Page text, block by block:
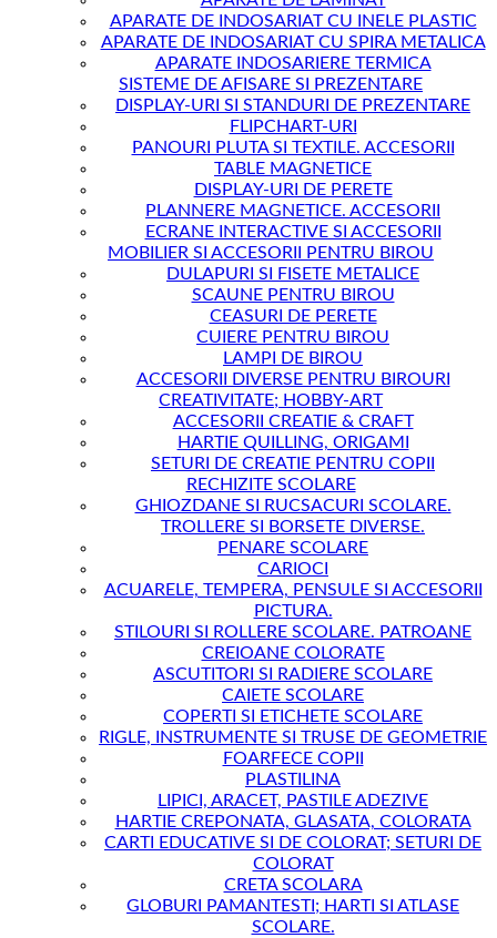
APARATE DE INDOSARIAT CU INELE PLASTIC
APARATE DE INDOSARIAT CU SPIRA METALICA
APARATE INDOSARIERE TERMICA
SISTEME DE AFISARE SI PREZENTARE
DISPLAY-URI SI STANDURI DE PREZENTARE
FLIPCHART-URI
PANOURI PLUTA SI TEXTILE. ACCESORII
TABLE MAGNETICE
DISPLAY-URI DE PERETE
PLANNERE MAGNETICE. ACCESORII
ECRANE INTERACTIVE SI ACCESORII
MOBILIER SI ACCESORII PENTRU BIROU
DULAPURI SI FISETE METALICE
SCAUNE PENTRU BIROU
CEASURI DE PERETE
CUIERE PENTRU BIROU
LAMPI DE BIROU
ACCESORII DIVERSE PENTRU BIROURI
CREATIVITATE; HOBBY-ART
ACCESORII CREATIE & CRAFT
HARTIE QUILLING, ORIGAMI
SETURI DE CREATIE PENTRU COPII
RECHIZITE SCOLARE
GHIOZDANE SI RUCSACURI SCOLARE.
TROLLERE SI BORSETE DIVERSE.
PENARE SCOLARE
CARIOCI
ACUARELE, TEMPERA, PENSULE SI ACCESORII
PICTURA.
STILOURI SI ROLLERE SCOLARE. PATROANE
CREIOANE COLORATE
ASCUTITORI SI RADIERE SCOLARE
CAIETE SCOLARE
COPERTI SI ETICHETE SCOLARE
RIGLE, INSTRUMENTE SI TRUSE DE GEOMETRIE
FOARFECE COPII
PLASTILINA
LIPICI, ARACET, PASTILE ADEZIVE
HARTIE CREPONATA, GLASATA, COLORATA
CARTI EDUCATIVE SI DE COLORAT; SETURI DE
COLORAT
CRETA SCOLARA
GLOBURI PAMANTESTI; HARTI SI ATLASE
SCOLARE.